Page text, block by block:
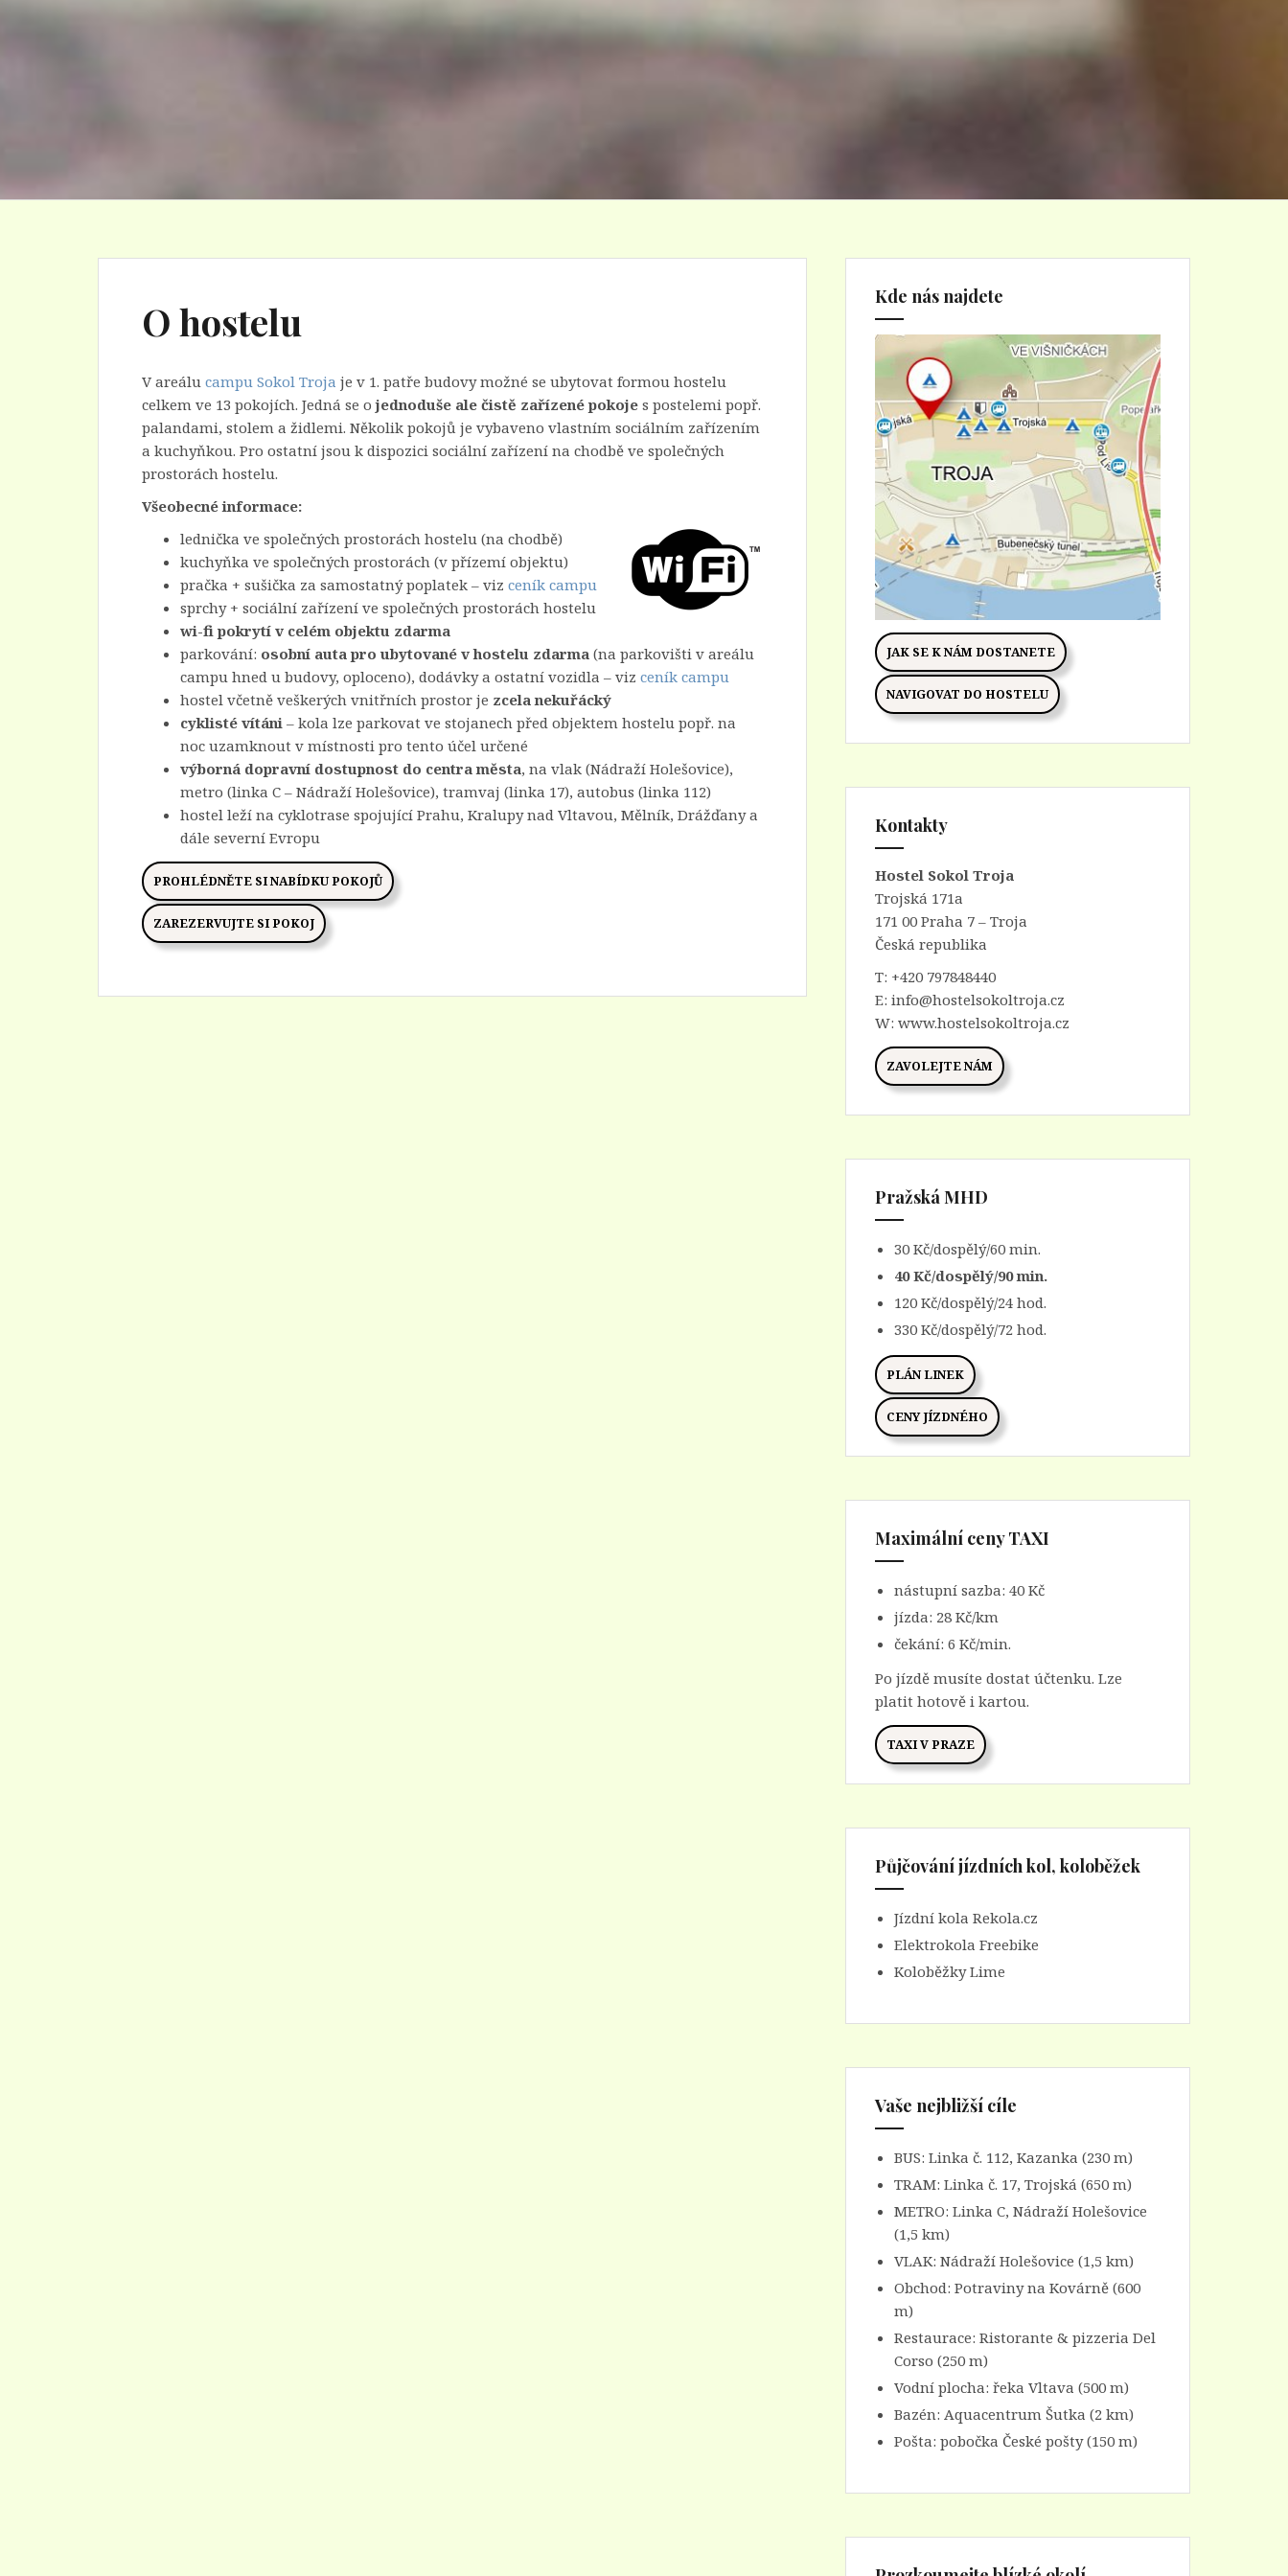
O hostelu
V areálu campu Sokol Troja je v 1. patře budovy možné se ubytovat formou hostelu
celkem ve 13 pokojích. Jedná se ojednoduše ale čistě zařízené pokoje s postelemi popř.
palandami, stolem a židlemi. Několik pokojů je vybaveno vlastním sociálním zařízením
a kuchyňkou. Pro ostatní jsou k dispozici sociální zařízení na chodbě ve společných
prostorách hostelu.
Všeobecné informace:
lednička ve společných prostorách hostelu (na chodbě)
kuchyňka ve společných prostorách (v přízemí objektu)
pračka + sušička za samostatný poplatek – viz ceník campu
sprchy + sociální zařízení ve společných prostorách hostelu
wi-fi pokrytí v celém objektu zdarma
parkování: osobní auta pro ubytované v hostelu zdarma (na parkovišti v areálu
campu hned u budovy, oploceno), dodávky a ostatní vozidla – viz ceník campu
hostel včetně veškerých vnitřních prostor je zcela nekuřácký
cyklisté vítáni – kola lze parkovat ve stojanech před objektem hostelu popř. na
noc uzamknout v místnosti pro tento účel určené
výborná dopravní dostupnost do centra města, na vlak (Nádraží Holešovice),
metro (linka C – Nádraží Holešovice), tramvaj (linka 17), autobus (linka 112)
hostel leží na cyklotrase spojující Prahu, Kralupy nad Vltavou, Mělník, Drážďany a
dále severní Evropu
PROHLÉDNĚTE SI NABÍDKU POKOJŮ
ZAREZERVUJTE SI POKOJ
Kde nás najdete
JAK SE K NÁM DOSTANETE
NAVIGOVAT DO HOSTELU
Kontakty
Hostel Sokol Troja
Trojská 171a
171 00 Praha 7 – Troja
Česká republika
T: +420 797848440
E: info@hostelsokoltroja.cz
W: www.hostelsokoltroja.cz
ZAVOLEJTE NÁM
Pražská MHD
30 Kč/dospělý/60 min.
40 Kč/dospělý/90 min.
120 Kč/dospělý/24 hod.
330 Kč/dospělý/72 hod.
PLÁN LINEK
CENY JÍZDNÉHO
Maximální ceny TAXI
nástupní sazba: 40 Kč
jízda: 28 Kč/km
čekání: 6 Kč/min.
Po jízdě musíte dostat účtenku. Lze
platit hotově i kartou.
TAXI V PRAZE
Půjčování jízdních kol, koloběžek
Jízdní kola Rekola.cz
Elektrokola Freebike
Koloběžky Lime
Vaše nejbližší cíle
BUS: Linka č. 112, Kazanka (230 m)
TRAM: Linka č. 17, Trojská (650 m)
METRO: Linka C, Nádraží Holešovice
(1,5 km)
VLAK: Nádraží Holešovice (1,5 km)
Obchod: Potraviny na Kovárně (600
m)
Restaurace: Ristorante & pizzeria Del
Corso (250 m)
Vodní plocha: řeka Vltava (500 m)
Bazén: Aquacentrum Šutka (2 km)
Pošta: pobočka České pošty (150 m)